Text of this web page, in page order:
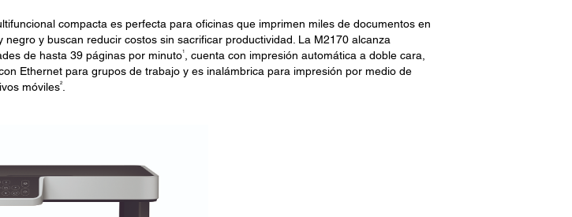
compacta es perfecta para oficinas que imprimen miles de documentos en
negro y buscan reducir costos sin sacrificar productividad. La M2170 alcanza
de hasta 39 páginas por minuto1, cuenta con impresión automática a doble cara,
Ethernet para grupos de trabajo y es inalámbrica para impresión por medio de
móviles2.